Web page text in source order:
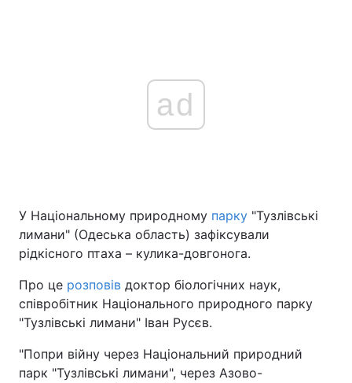
Україна Політика
Спорт Наука
Зброя Інциденти
ad
У Національному природному парку "Тузлівські
лимани" (Одеська область) зафіксували
рідкісного птаха – кулика-довгонога.
Про це розповів доктор біологічних наук,
співробітник Національного природного парку
"Тузлівські лимани" Іван Русєв.
"Попри війну через Національний природний
парк "Тузлівські лимани", через Азово-